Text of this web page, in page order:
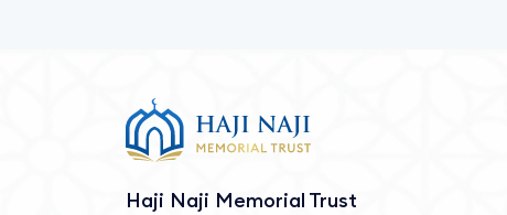
Haji Naji Memorial Trust